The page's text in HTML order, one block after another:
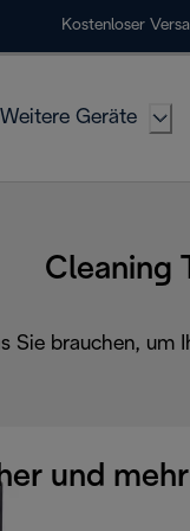
Kostenloser
Weitere Geräte
Cleaning
Sie brauchen, um
und mehr